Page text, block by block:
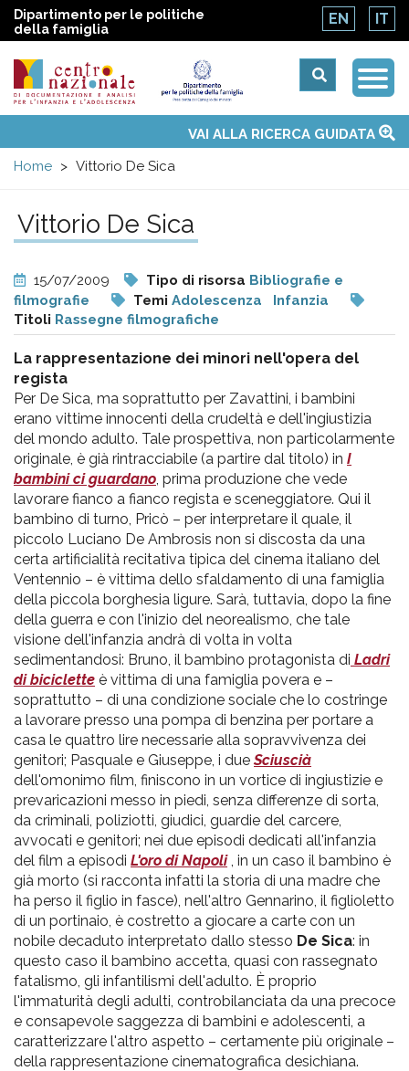
Dipartimento per le politiche
della famiglia
EN IT
Centro
nazionale
di
Documentazione
e
analisi
pr
l'infanzia
e
l'adolescenza
menu
Temi
Attività
Convenzione ONUVAI ALLA RICERCA GUIDATA
Home
Vittorio De Sica
Vittorio De Sica
15/07/2009 Tipo di risorsa Bibliografie e
filmografie
Temi Adolescenza
Infanzia
Titoli Rassegne filmografiche
La rappresentazione dei minori nell'opera del
regista
Per De Sica, ma soprattutto per Zavattini, i bambini
erano vittime innocenti della crudeltà e dell'ingiustizia
del mondo adulto. Tale prospettiva, non particolarmente
originale, è già rintracciabile (a partire dal titolo) in I
bambini ci guardano, prima produzione che vede
lavorare fianco a fianco regista e sceneggiatore. Qui il
bambino di turno, Pricò – per interpretare il quale, il
piccolo Luciano De Ambrosis non si discosta da una
certa artificialità recitativa tipica del cinema italiano del
Ventennio – è vittima dello sfaldamento di una famiglia
della piccola borghesia ligure. Sarà, tuttavia, dopo la fine
della guerra e con l'inizio del neorealismo, che tale
visione dell'infanzia andrà di volta in volta
sedimentandosi: Bruno, il bambino protagonista di Ladri
di biciclette è vittima di una famiglia povera e –
soprattutto – di una condizione sociale che lo costringe
a lavorare presso una pompa di benzina per portare a
casa le quattro lire necessarie alla sopravvivenza dei
genitori; Pasquale e Giuseppe, i dueSciuscià
dell'omonimo film, finiscono in un vortice di ingiustizie e
prevaricazioni messo in piedi, senza differenze di sorta,
da criminali, poliziotti, giudici, guardie del carcere,
avvocati e genitori; nei due episodi dedicati all'infanzia
del film a episodi L'oro di Napoli , in un caso il bambino è
già morto (si racconta infatti la storia di una madre che
ha perso il figlio in fasce), nell'altro Gennarino, il figlioletto
di un portinaio, è costretto a giocare a carte con un
nobile decaduto interpretato dallo stesso De Sica: in
questo caso il bambino accetta, quasi con rassegnato
fatalismo, gli infantilismi dell'adulto. È proprio
l'immaturità degli adulti, controbilanciata da una precoce
e consapevole saggezza di bambini e adolescenti, a
caratterizzare l'altro aspetto – certamente più originale –
della rappresentazione cinematografica desichiana.